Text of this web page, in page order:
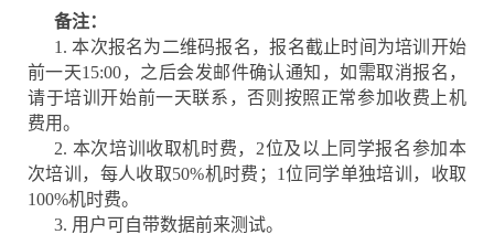
备注：
1. 本次报名为二维码报名，报名截止时间为培训开始
前一天15:00，之后会发邮件确认通知，如需取消报名，
请于培训开始前一天联系，否则按照正常参加收费上机
费用。
2. 本次培训收取机时费，2位及以上同学报名参加本
次培训，每人收取50%机时费；1位同学单独培训，收取
100%机时费。
3. 用户可自带数据前来测试。